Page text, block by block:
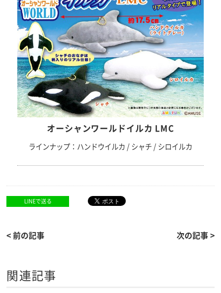
オーシャンワールドイルカ LMC
ラインナップ：ハンドウイルカ / シャチ / シロイルカ
LINEで送る
< 前の記事 次の記事 >
関連記事